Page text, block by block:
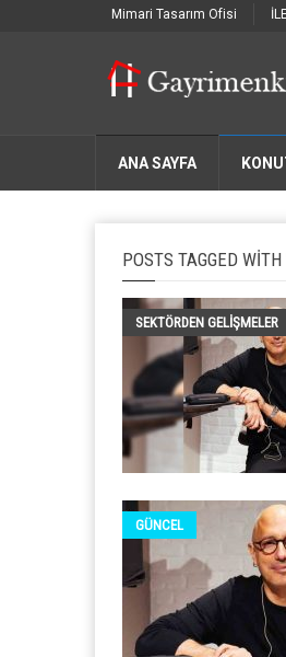
Mimari Tasarım Ofisi
ANA SAYFA
POSTS TAGGED
SEKTÖRDEN GELIŞMELER
GÜNCEL